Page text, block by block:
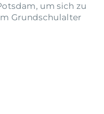
um sich zu
Grundschulalter